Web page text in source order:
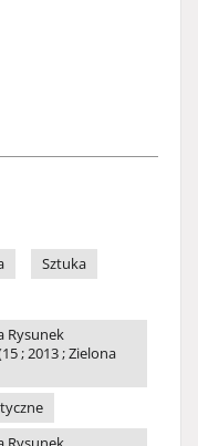
Sztuka
Rysunek
; 2013 ; Zielona